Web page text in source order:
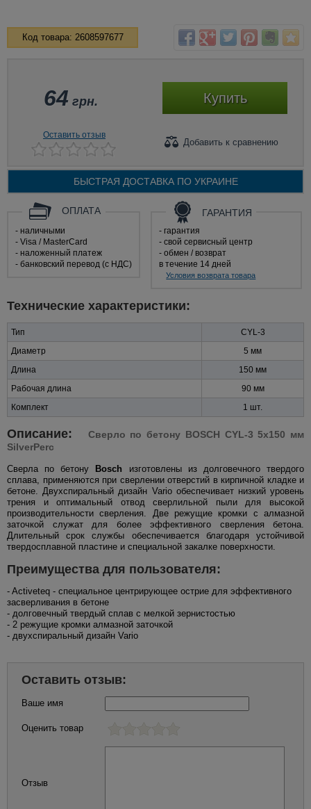
Код товара: 2608597677
64 грн. Купить
Оставить отзыв
Добавить к сравнению
БЫСТРАЯ ДОСТАВКА ПО УКРАИНЕ
ОПЛАТА
- наличными
- Visa / MasterCard
- наложенный платеж
- банковский перевод (с НДС)
ГАРАНТИЯ
- гарантия
- свой сервисный центр
- обмен / возврат
в течение 14 дней
Условия возврата товара
Технические характеристики:
Тип
CYL-3
Диаметр
5 мм
Длина
150 мм
Рабочая длина
90 мм
Комплект
1 шт.
Описание:
Сверло по бетону BOSCH CYL-3 5x150 мм
SilverPerc
Сверла по бетону Bosch изготовлены из долговечного твердого
сплава, применяются при сверлении отверстий в кирпичной кладке и
бетоне. Двухспиральный дизайн Vario обеспечивает низкий уровень
трения и оптимальный отвод сверлильной пыли для высокой
производительности сверления. Две режущие кромки с алмазной
заточкой служат для более эффективного сверления бетона.
Длительный срок службы обеспечивается благодаря устойчивой
твердосплавной пластине и специальной закалке поверхности.
Преимущества для пользователя:
- Activeteq - специальное центрирующее острие для эффективного
засверливания в бетоне
- долговечный твердый сплав с мелкой зернистостью
- 2 режущие кромки алмазной заточкой
- двухспиральный дизайн Vario
Оставить отзыв:
Ваше имя
Оценить товар
Отзыв